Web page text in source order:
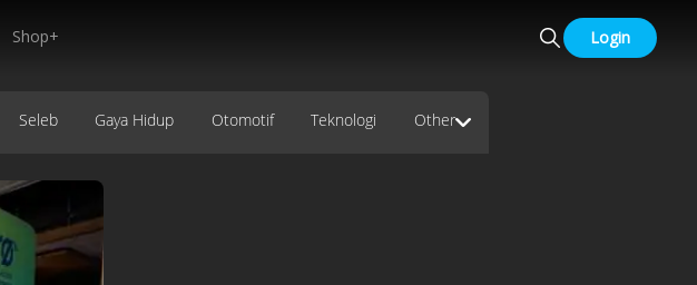
Shop+ Login
Seleb Gaya Hidup Otomotif Teknologi Other